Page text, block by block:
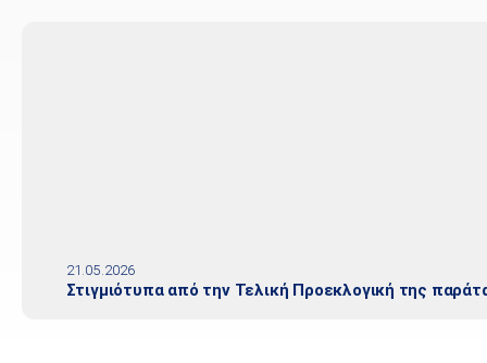
21.05.2026
Στιγμιότυπα από την Τελική Προεκλογική της